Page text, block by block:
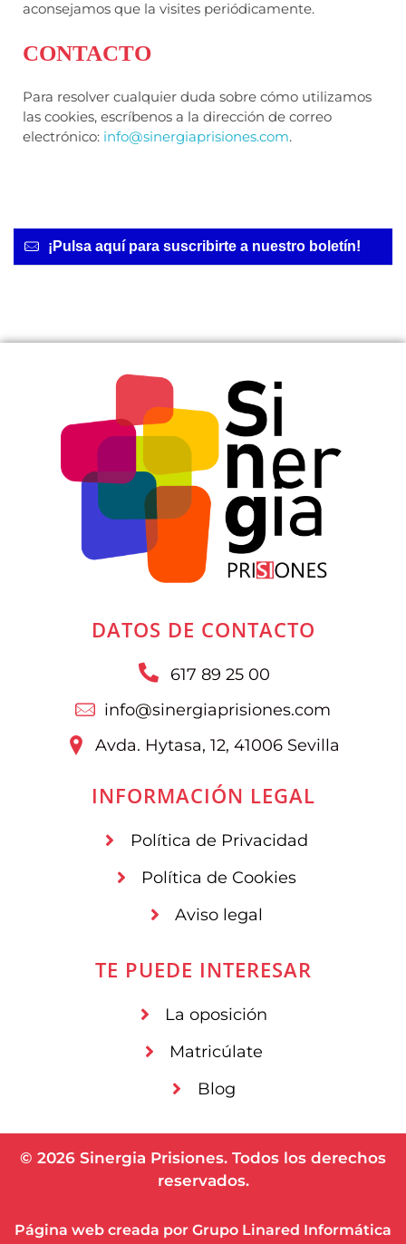
aconsejamos que la visites periódicamente.
CONTACTO
Para resolver cualquier duda sobre cómo utilizamos
las cookies, escríbenos a la dirección de correo
electrónico: info@sinergiaprisiones.com.
¡Pulsa aquí para suscribirte a nuestro boletín!
DATOS DE CONTACTO
617 89 25 00
info@sinergiaprisiones.com
Avda. Hytasa, 12, 41006 Sevilla
INFORMACIÓN LEGAL
Política de Privacidad
Política de Cookies
Aviso legal
TE PUEDE INTERESAR
La oposición
Matricúlate
Blog
© 2026 Sinergia Prisiones. Todos los derechos
reservados.
Página web creada por Grupo Linared Informática